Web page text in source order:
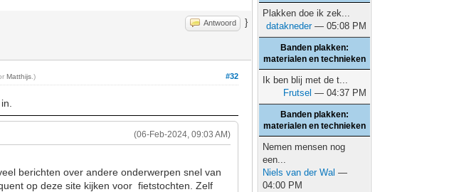
Antwoord }
#32
Matthijs .)
(06-Feb-2024, 09:03 AM)
berichten over andere onderwerpen snel van
op deze site kijken voor fietstochten. Zelf
Plakken doe ik zek...
datakneder— 05:08 PM
Banden plakken:
materialen en technieken
Ik ben blij met de t...
Frutsel — 04:37 PM
Banden plakken:
materialen en technieken
Nemen mensen nog
een...
Niels van der Wal —
04:00 PM